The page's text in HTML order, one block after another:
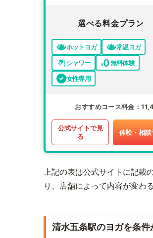
選べる料金プラン
ホットヨガ
常温ヨガ
シャワー
無料体験
女性専用
おすすめコース料金
公式サイトで見
る
体験・相談
上記の表は公式サイトに記載
り、店舗によって内容が変わ
清水五条駅のヨガを条件